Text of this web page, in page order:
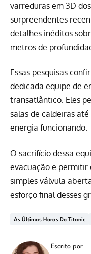
varreduras em 3D
surpreendentes
detalhes inéditos
metros de
Essas pesquisas
dedicada equipe de
transatlântico. Eles
salas de caldeiras
energia funcionando.
O sacrifício dessa
evacuação e permitir
simples válvula
esforço final desses
As Últimas Horas Do Titanic
Escrito por